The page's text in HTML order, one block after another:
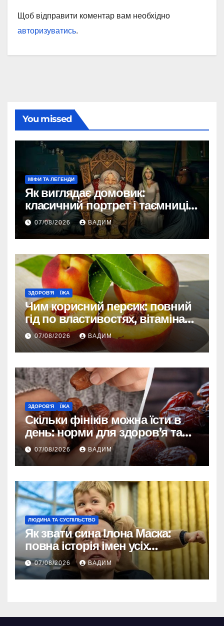
Щоб відправити коментар вам необхідно
авторизуватись.
You missed
МІФИ ТА ЛЕГЕНДИ
Як виглядає домовик:
класичний портрет і таємниці
зовнішності
07/08/2026 ВАДИМ
ЗДОРОВ'Я ЇЖА
Чим корисний персик: повний
гід по властивостях, вітамінах і
впливі на організм
07/08/2026 ВАДИМ
ЗДОРОВ'Я ЇЖА
Скільки фініків можна їсти в
день: норми для здоров’я та
енергії
07/08/2026 ВАДИМ
ЛЮДИНА ТА СУСПІЛЬСТВО
Як звати сина Ілона Маска:
повна історія імен усіх
хлопчиків мільярдера
07/08/2026 ВАДИМ